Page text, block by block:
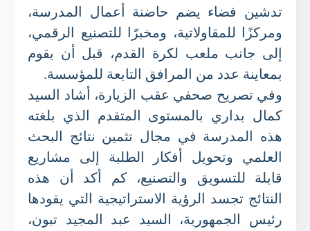
تدشين فضاء يضم حاضنة أعمال المدرسة،
ومركزًا للمقاولاتية، ومخبرًا للتصنيع الرقمي،
إلى جانب ملعب لكرة القدم، قبل أن يقوم
بمعاينة عدد من المرافق التابعة للمؤسسة.
وفي تصريح صحفي عقب الزيارة، أشاد السيد
كمال بداري بالمستوى المتقدم الذي بلغته
هذه المدرسة في مجال تثمين نتائج البحث
العلمي وتحويل أفكار الطلبة إلى مشاريع
قابلة للتسويق والتصنيع، كم أكد أن هذه
النتائج تجسد الرؤية الاستراتيجية التي يقودها
رئيس الجمهورية، السيد عبد المجيد تبون،